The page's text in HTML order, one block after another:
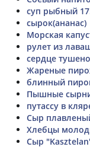
суп рыбный
сырок(ананас)
Морская
рулет из
сердце
Жареные
блинный
Пышные
путассу в
Сыр
Хлебцы
Сыр